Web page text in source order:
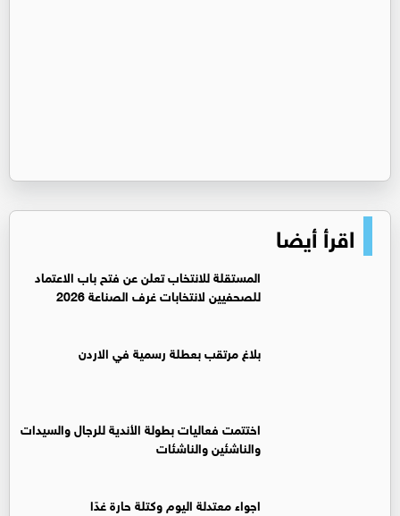
اقرأ أيضا
المستقلة للانتخاب تعلن عن فتح باب الاعتماد
للصحفيين لانتخابات غرف الصناعة 2026
بلاغ مرتقب بعطلة رسمية في الاردن
اختتمت فعاليات بطولة الأندية للرجال والسيدات
والناشئين والناشئات
اجواء معتدلة اليوم وكتلة حارة غدًا